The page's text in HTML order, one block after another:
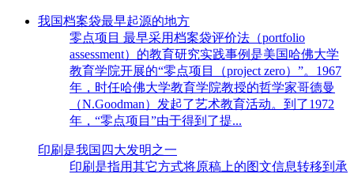
我国档案袋最早起源的地方
零点项目 最早采用档案袋评价法（portfolio
assessment）的教育研究实践事例是美国哈佛大学
教育学院开展的“零点项目（project zero）”。1967
年，时任哈佛大学教育学院教授的哲学家哥德曼
（N.Goodman）发起了艺术教育活动。到了1972
年，“零点项目”由于得到了提...
印刷是我国四大发明之一
印刷是指用其它方式将原稿上的图文信息转移到承